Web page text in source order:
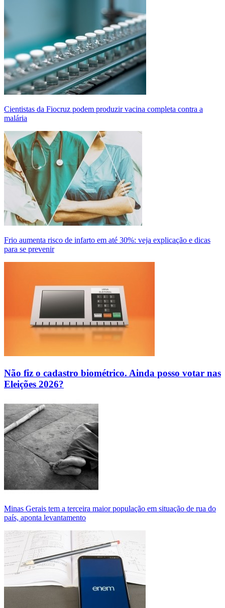
Cientistas da Fiocruz podem produzir vacina completa contra a
malária
Frio aumenta risco de infarto em até 30%: veja explicação e dicas
para se prevenir
Não fiz o cadastro biométrico. Ainda posso votar nas
Eleições 2026?
Minas Gerais tem a terceira maior população em situação de rua do
país, aponta levantamento